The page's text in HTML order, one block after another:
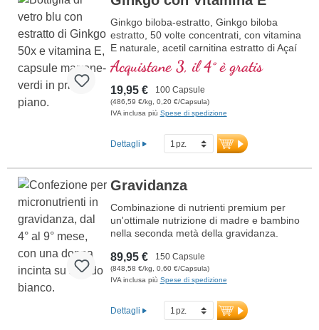
Ginkgo biloba-estratto, Ginkgo biloba
estratto, 50 volte concentrati, con vitamina
E naturale, acetil carnitina estratto di Açaí
Acquistane 3, il 4° è gratis
19,95 € 100 Capsule
(486,59 €/kg, 0,20 €/Capsula)
IVA inclusa più Spese di spedizione
Dettagli
Gravidanza
Combinazione di nutrienti premium per
un'ottimale nutrizione di madre e bambino
nella seconda metà della gravidanza.
calcio e vitamina D3 per la crescita dei
tessuti materni, oltre a DHA da olio
omega-3 vegano per supportare lo
Sviluppato da medici, prodotto in
Germania. Costantemente senza olio di
89,95 € 150 Capsule
(848,58 €/kg, 0,60 €/Capsula)
IVA inclusa più Spese di spedizione
Dettagli